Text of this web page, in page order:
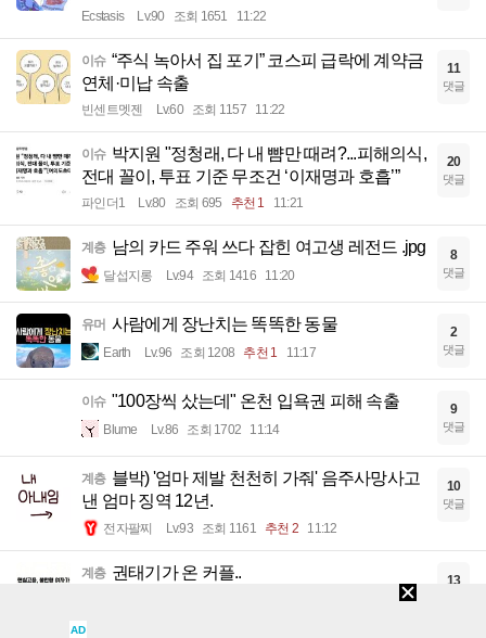
Ecstasis Lv.90 조회 1651 11:22
이슈 “주식 녹아서 집 포기” 코스피 급락에 계약금
연체·미납 속출
빈센트멧젠 Lv.60 조회 1157 11:22
11
댓글
이슈 박지원 "정청래, 다 내 뺨만 때려?...피해의식,
전대 꼴이, 투표 기준 무조건 ‘이재명과 호흡’”
파인더1 Lv.80 조회 695 추천 1 11:21
20
댓글
계층 남의 카드 주워 쓰다 잡힌 여고생 레전드 .jpg
달섭지롱 Lv.94 조회 1416 11:20
8
댓글
유머 사람에게 장난치는 똑똑한 동물
Earth Lv.96 조회 1208 추천 1 11:17
2
댓글
이슈 "100장씩 샀는데" 온천 입욕권 피해 속출
Blume Lv.86 조회 1702 11:14
9
댓글
계층 블박) '엄마 제발 천천히 가줘' 음주사망사고
낸 엄마 징역 12년.
전자팔찌 Lv.93 조회 1161 추천 2 11:12
10
댓글
계층 권태기가 온 커플.. 13
AD